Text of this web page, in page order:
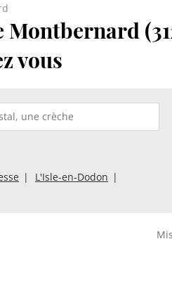
Montbernard
vous
L'Isle-en-Dodon